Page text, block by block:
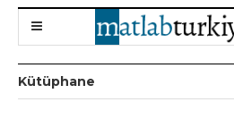
Kütüphane